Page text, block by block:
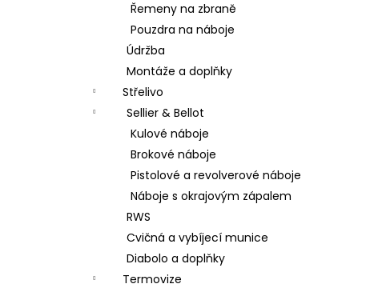
Řemeny na zbraně
Pouzdra na náboje
Údržba
Montáže a doplňky
Střelivo
Sellier & Bellot
Kulové náboje
Brokové náboje
Pistolové a revolverové náboje
Náboje s okrajovým zápalem
RWS
Cvičná a vybíjecí munice
Diabolo a doplňky
Termovize